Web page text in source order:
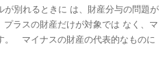
が別れるときに は、財産分与の問題が
ラスの財産だけが対象では なく、マ
。 マイナスの財産の代表的なものに